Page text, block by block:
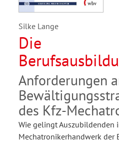
Silke Lange
Die
Anforderungen
des Kfz-
Wie gelingt Auszubildenden
Mechatronikerhandwerk der